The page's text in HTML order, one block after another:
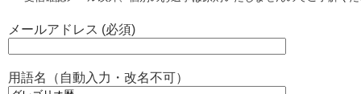
メールアドレス (必須)
用語名（自動入力・改名不可）